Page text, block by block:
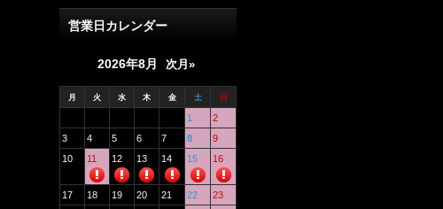
営業日カレンダー
2026年8月 次月»
月 火 水 木 金 土 日
1
2
3
4 5 6 7 8
9
10
11 12 13 14 15 16
17 18 19 20 21 22
23